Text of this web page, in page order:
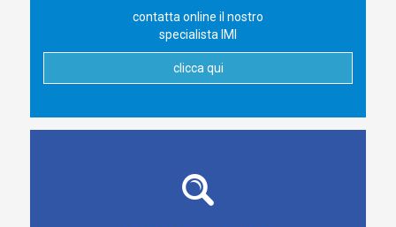
contatta online il nostro
specialista IMI
clicca qui